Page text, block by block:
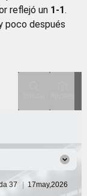
reflejó un 1-1.
poco después